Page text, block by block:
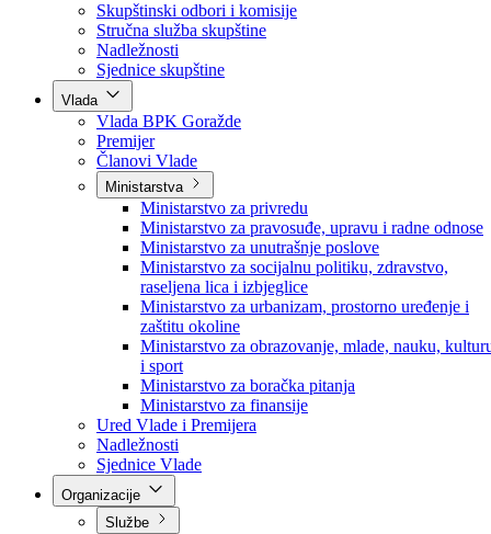
Poslanici po strankama
Poslanici po klubovima naroda
Kolegij skupštine
Skupštinski odbori i komisije
Stručna služba skupštine
Nadležnosti
Sjednice skupštine
Vlada
Vlada BPK Goražde
Premijer
Članovi Vlade
Ministarstva
Ministarstvo za privredu
Ministarstvo za pravosuđe, upravu i radne odnose
Ministarstvo za unutrašnje poslove
Ministarstvo za socijalnu politiku, zdravstvo,
raseljena lica i izbjeglice
Ministarstvo za urbanizam, prostorno uređenje i
zaštitu okoline
Ministarstvo za obrazovanje, mlade, nauku,
i sport
Ministarstvo za boračka pitanja
Ministarstvo za finansije
Ured Vlade i Premijera
Nadležnosti
Sjednice Vlade